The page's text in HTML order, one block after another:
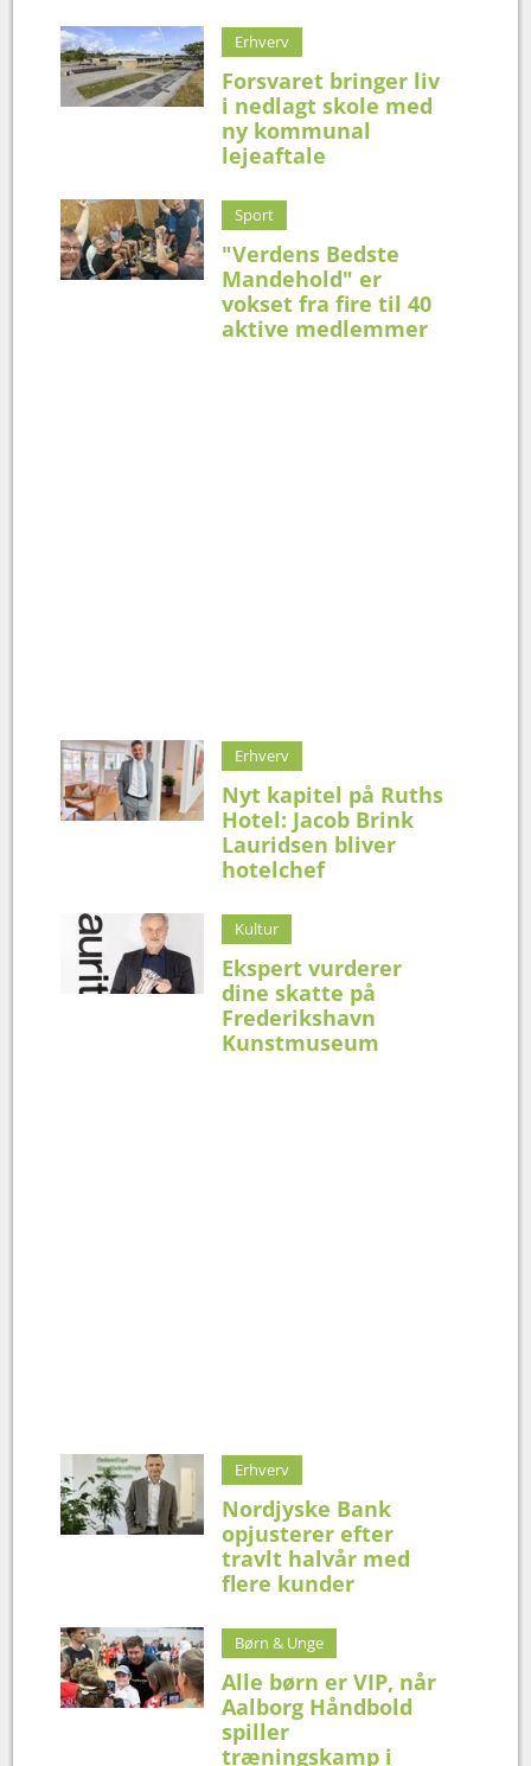
Erhverv
Forsvaret bringer liv
i nedlagt skole med
ny kommunal
lejeaftale
Sport
"Verdens Bedste
Mandehold" er
vokset fra fire til 40
aktive medlemmer
Erhverv
Nyt kapitel på Ruths
Hotel: Jacob Brink
Lauridsen bliver
hotelchef
Kultur
Ekspert vurderer
dine skatte på
Frederikshavn
Kunstmuseum
Erhverv
Nordjyske Bank
opjusterer efter
travlt halvår med
flere kunder
Børn & Unge
Alle børn er VIP, når
Aalborg Håndbold
spiller
træningskamp i